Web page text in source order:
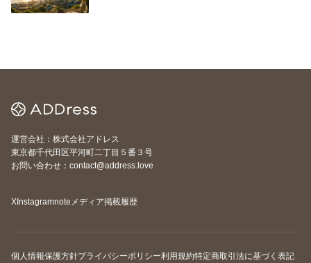
運営会社：株式会社アドレス
東京都千代田区平河町二丁目５番３号
お問い合わせ：contact@address.love
X Instagramnote メディア掲載履歴
個人情報保護方針プライバシーポリシー利用規約特定商取引法に基づく表記